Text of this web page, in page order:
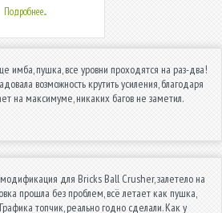
Подробнее...
имба, пушка, все уровни проходятся на раз-два!
возможность крутить усиления, благодаря
на максимуме, никаких багов не заметил.
для Bricks Ball Crusher, залетело на
прошла без проблем, всё летает как пушка,
топчик, реально годно сделали. Как у